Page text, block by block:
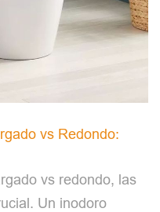
vs Redondo:
vs redondo, las
Un inodoro